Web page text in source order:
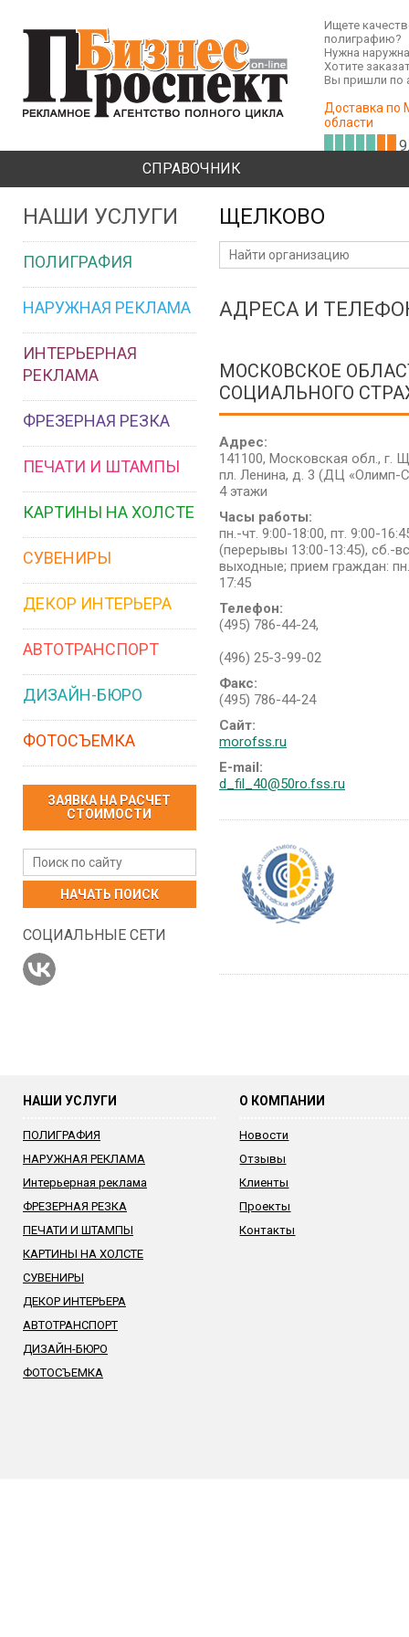
Ищете
полиграфию?
Нужна
Хотите
Вы пришли по
Доставка по
области
СПРАВОЧНИК
НАШИ УСЛУГИ
ПОЛИГРАФИЯ
НАРУЖНАЯ РЕКЛАМА
ИНТЕРЬЕРНАЯ
РЕКЛАМА
ФРЕЗЕРНАЯ РЕЗКА
ПЕЧАТИ И ШТАМПЫ
КАРТИНЫ НА ХОЛСТЕ
СУВЕНИРЫ
ДЕКОР ИНТЕРЬЕРА
АВТОТРАНСПОРТ
ДИЗАЙН-БЮРО
ФОТОСЪЕМКА
ЗАЯВКА НА РАСЧЕТ
СТОИМОСТИ
НАЧАТЬ ПОИСК
СОЦИАЛЬНЫЕ СЕТИ
ЩЕЛКОВО
АДРЕСА И
МОСКОВСКОЕ
СОЦИАЛЬНОГО
Адрес:
141100, Московская обл., г.
пл. Ленина, д. 3 (ДЦ «Олимп-
4 этажи
Часы работы:
пн.-чт. 9:00-18:00, пт. 9:00-
(перерывы 13:00-13:45), сб.-
выходные; прием граждан:
17:45
Телефон:
(495) 786-44-24,
(496) 25-3-99-02
Факс:
(495) 786-44-24
Сайт:
morofss.ru
E-mail:
d_fil_40@50ro.fss.ru
НАШИ УСЛУГИ
ПОЛИГРАФИЯ
НАРУЖНАЯ РЕКЛАМА
Интерьерная реклама
ФРЕЗЕРНАЯ РЕЗКА
ПЕЧАТИ И ШТАМПЫ
КАРТИНЫ НА ХОЛСТЕ
СУВЕНИРЫ
ДЕКОР ИНТЕРЬЕРА
АВТОТРАНСПОРТ
ДИЗАЙН-БЮРО
ФОТОСЪЕМКА
О КОМПАНИИ
Новости
Отзывы
Клиенты
Проекты
Контакты